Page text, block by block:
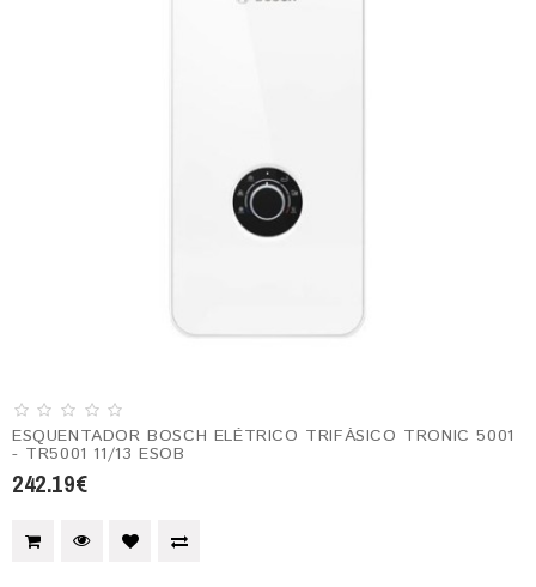
ESQUENTADOR BOSCH ELÉTRICO TRIFÁSICO TRONIC 5001
- TR5001 11/13 ESOB
242.19€